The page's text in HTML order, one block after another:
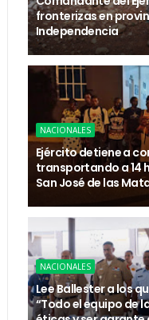
fronterizas en
Independencia
NACIONALES
Ejército detiene a
transportando a 14
San José de las
NACIONALES
Lee Ballester a los
“Todo el equipo de